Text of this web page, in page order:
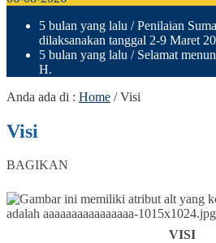
5 bulan yang lalu / Penilaian
dilaksanakan tanggal 2-9 Maret
5 bulan yang lalu / Selamat
H.
Anda ada di : Home /Visi
Visi
BAGIKAN
VISI